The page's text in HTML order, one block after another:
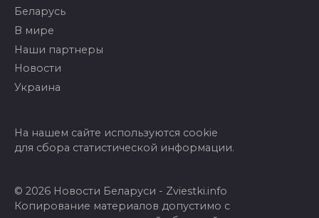
Беларусь
В мире
Наши партнеры
Новости
Украина
На нашем сайте используются cookie
для сбора статистической информации.
© 2026 Новости Беларуси - Zviestki.info
Копирование материалов допустимо с